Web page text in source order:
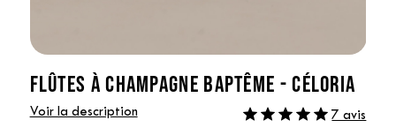
FLÛTES À CHAMPAGNE BAPTÊME - CÉLORIA
Voir la description 7 avis